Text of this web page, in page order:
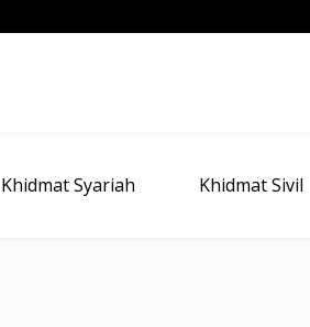
Khidmat Syariah Khidmat Sivil